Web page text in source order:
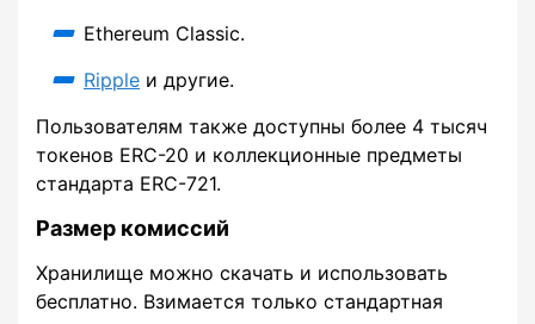
Ethereum Classic.
Ripple и другие.
Пользователям также доступны более 4 тысяч
токенов ERC-20 и коллекционные предметы
стандарта ERC-721.
Размер комиссий
Хранилище можно скачать и использовать
бесплатно. Взимается только стандартная